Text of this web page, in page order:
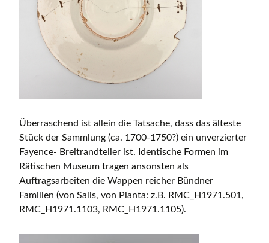
Überraschend ist allein die Tatsache, dass das älteste
Stück der Sammlung (ca. 1700-1750?) ein unverzierter
Fayence- Breitrandteller ist. Identische Formen im
Rätischen Museum tragen ansonsten als
Auftragsarbeiten die Wappen reicher Bündner
Familien (von Salis, von Planta: z.B. RMC_H1971.501,
RMC_H1971.1103, RMC_H1971.1105).